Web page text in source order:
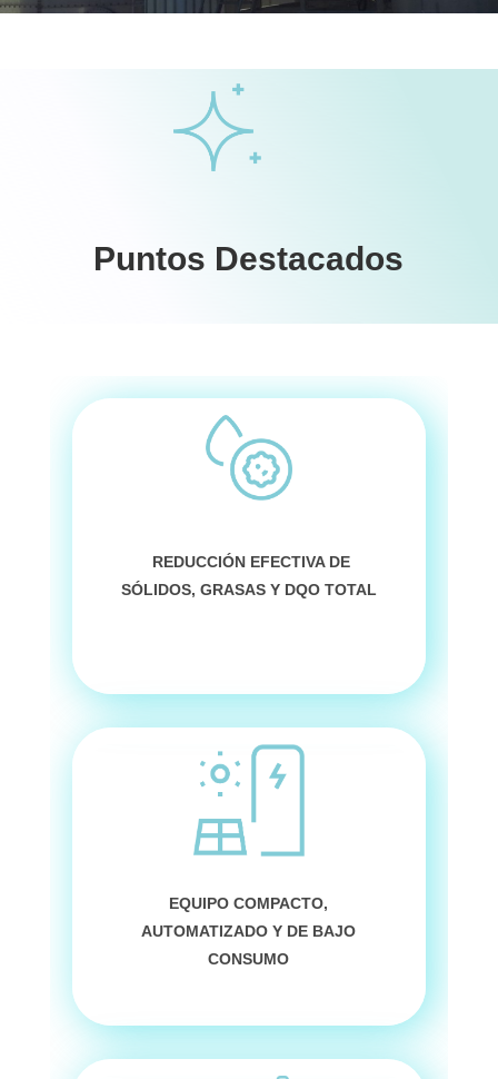
Puntos Destacados
REDUCCIÓN EFECTIVA DE
SÓLIDOS, GRASAS Y DQO TOTAL
EQUIPO COMPACTO,
AUTOMATIZADO Y DE BAJO
CONSUMO